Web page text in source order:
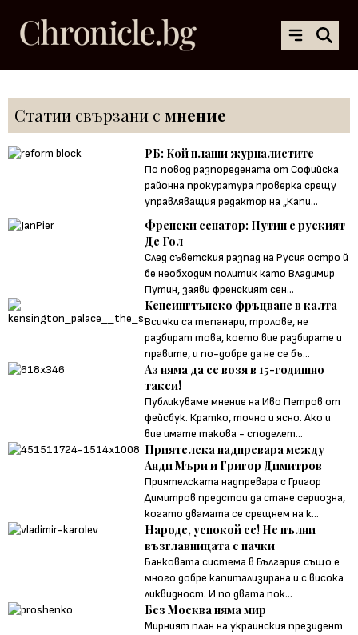
Статии свързани с мнение
РБ: Кой плаши журналистите
По повод разпоредената от Софийска
районна прокуратура проверка срещу
управляващия редактор на „Капи...
Френски сенатор: Путин е руският
Де Гол
След съветския разпад на Русия остро й
бе необходим политик като Владимир
Путин, заяви френският сен...
Кенсингтънско фръцване в калта
Всички са тъпанари, тролове, не
разбират това, което вие разбирате и
правите, и по-добре да не се бъ...
Аз няма да се возя в 15-годишно
такси!
Публикуваме мнение на Иво Петров от
фейсбук. Кратко, точно и ясно. Ако и
вие имате такова - споделет...
Приятелска надпревара между
Анди Мъри и Григор Димитров
Приятелската надпревара с Григор
Димитров предстои да стане сериозна,
когато двамата се срещнем на к...
Народе, успокой се! Не пълни
възглавницата с пачки
Банковата система в България също е
много добре капитализирана и с висока
ликвидност. И по двата пок...
Без Москва няма мир
Мирният план на украинския президент